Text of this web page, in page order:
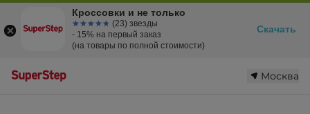
Москва
Кроссовки и не только
☆☆☆☆☆
★★★★★ (23) звезды
- 15% на первый заказ
(на товары по полной стоимости)
Скачать